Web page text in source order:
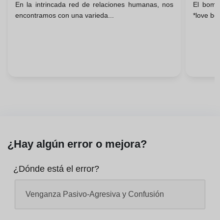
Energía Para Controlarte
En la intrincada red de relaciones humanas, nos
encontramos con una varieda...
La
El
*love
¿Hay algún error o mejora?
¿Dónde está el error?